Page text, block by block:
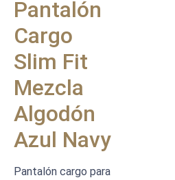
Pantalón
Cargo
Slim Fit
Mezcla
Algodón
Azul Navy
Pantalón cargo para